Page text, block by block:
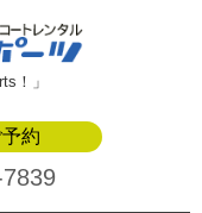
！」
約